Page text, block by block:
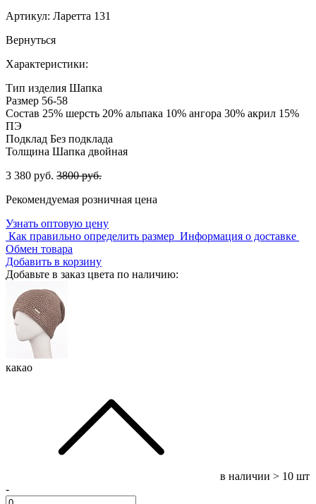
Артикул: Ларетта 131
Вернуться
Характеристики:
Тип изделия Шапка
Размер 56-58
Состав 25% шерсть 20% альпака 10% ангора 30% акрил 15%
ПЭ
Подклад Без подклада
Толщина Шапка двойная
3 380 руб. 3800 руб.
Рекомендуемая розничная цена
Узнать оптовую цену
Как правильно определить размер Информация о доставке
Обмен товара
Добавить в корзину
Добавьте в заказ цвета по наличию:
какао
в наличии > 10 шт
-